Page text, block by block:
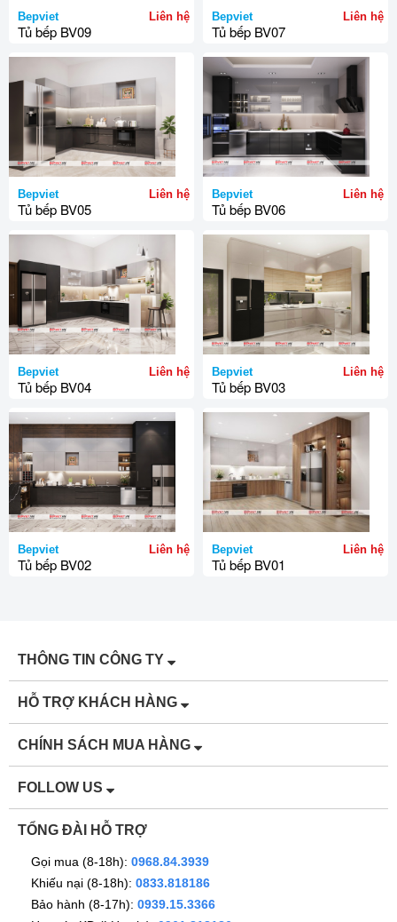
Liên hệ
Bepviet
Tủ bếp BV09
Liên hệ
Bepviet
Tủ bếp BV07
Liên hệ
Bepviet
Tủ bếp BV05
Liên hệ
Bepviet
Tủ bếp BV06
Liên hệ
Bepviet
Tủ bếp BV04
Liên hệ
Bepviet
Tủ bếp BV03
Liên hệ
Bepviet
Tủ bếp BV02
Liên hệ
Bepviet
Tủ bếp BV01
THÔNG TIN CÔNG TY
HỖ TRỢ KHÁCH HÀNG
CHÍNH SÁCH MUA HÀNG
FOLLOW US
TỔNG ĐÀI HỖ TRỢ
Gọi mua (8-18h): 0968.84.3939
Khiếu nại (8-18h): 0833.818186
Bảo hành (8-17h): 0939.15.3366